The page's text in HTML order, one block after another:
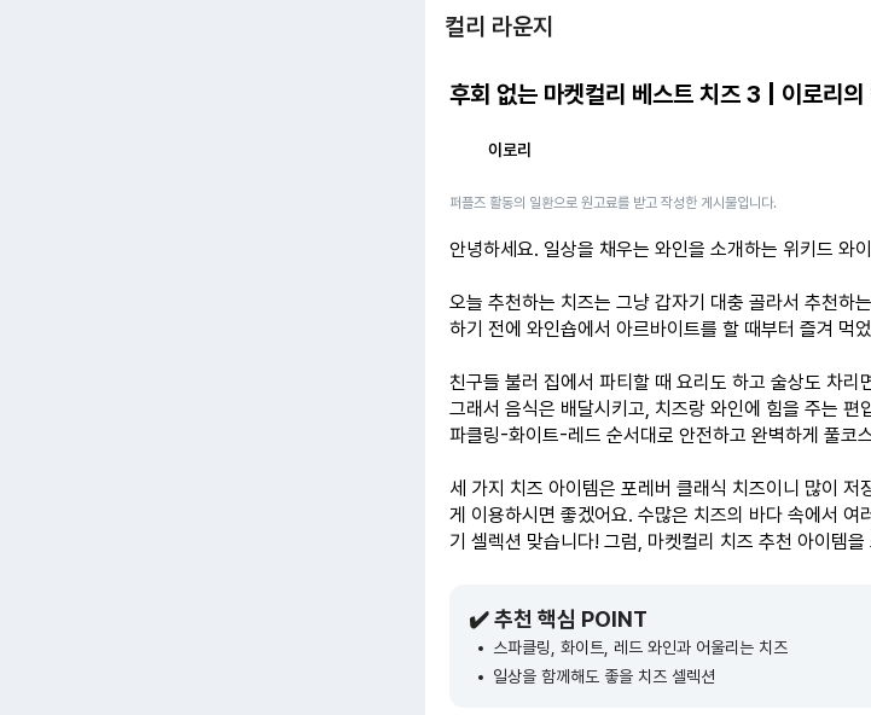
컬리 라운지
후회 없는 마켓컬리 베스트 치즈 3 | 이로리의
이로리
퍼플즈 활동의 일환으로 원고료를 받고 작성한 게시물입니다.
안녕하세요. 일상을 채우는 와인을 소개하는 위키드 와
오늘 추천하는 치즈는 그냥 갑자기 대충 골라서 추천하
하기 전에 와인숍에서 아르바이트를 할 때부터 즐겨 먹
친구들 불러 집에서 파티할 때 요리도 하고 술상도 차리
그래서 음식은 배달시키고, 치즈랑 와인에 힘을 주는 편
파클링-화이트-레드 순서대로 안전하고 완벽하게 풀코
세 가지 치즈 아이템은 포레버 클래식 치즈이니 많이
게 이용하시면 좋겠어요. 수많은 치즈의 바다 속에서 여
기 셀렉션 맞습니다! 그럼, 마켓컬리 치즈 추천 아이템을
✔️ 추천 핵심 POINT
스파클링, 화이트, 레드 와인과 어울리는 치즈
일상을 함께해도 좋을 치즈 셀렉션